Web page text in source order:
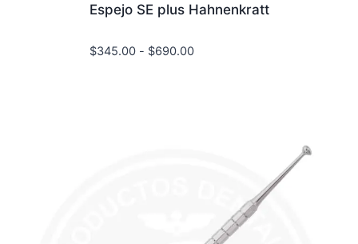
Espejo SE plus Hahnenkratt
$345.00 - $690.00Rango